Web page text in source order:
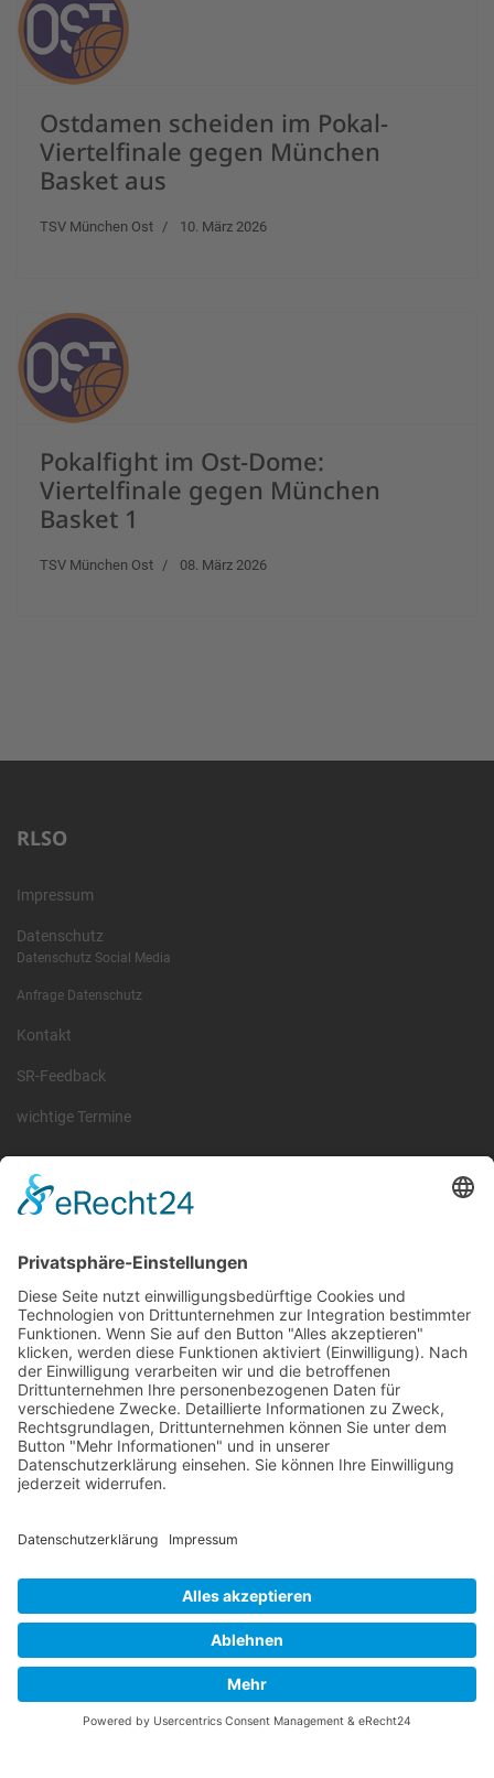
Ostdamen scheiden im Pokal-
Viertelfinale gegen München
Basket aus
TSV München Ost 10. März 2026
Pokalfight im Ost-Dome:
Viertelfinale gegen München
Basket 1
TSV München Ost 08. März 2026
RLSO
Impressum
Datenschutz
Datenschutz Social Media
Anfrage Datenschutz
Kontakt
SR-Feedback
wichtige Termine
Information
Sachsen und Thüringen. Er ist als eingetragener Verein tätig und
gleichzeitig Veranstalter der Spiele der Regionalliga in
verschiedenen Ligen.
Die RLSO ist jetzt auch erreichbar unter der Adresse
Wir betreiben ...